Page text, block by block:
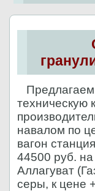
Предлагаем
техническую
навалом по
вагон
44500 руб.
Аллагуват
серы, к цене